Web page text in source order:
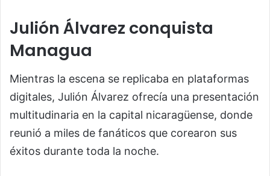
Julión Álvarez conquista
Managua
Mientras la escena se replicaba en plataformas
digitales, Julión Álvarez ofrecía una presentación
multitudinaria en la capital nicaragüense, donde
reunió a miles de fanáticos que corearon sus
éxitos durante toda la noche.